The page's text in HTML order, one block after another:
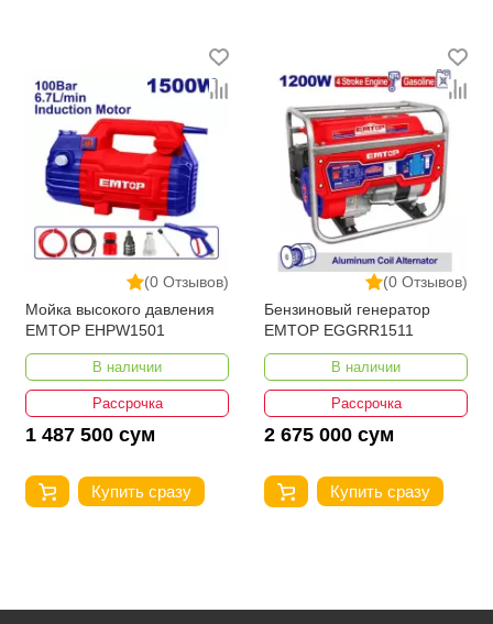
(0 Отзывов)
Мойка высокого давления
EMTOP EHPW1501
В наличии
Рассрочка
1 487 500 сум
Купить сразу
(0 Отзывов)
Бензиновый генератор
EMTOP EGGRR1511
В наличии
Рассрочка
2 675 000 сум
Купить сразу